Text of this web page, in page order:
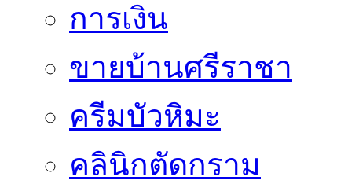
การเงิน
ขายบ้านศรีราชา
ครีมบัวหิมะ
คลินิกตัดกราม